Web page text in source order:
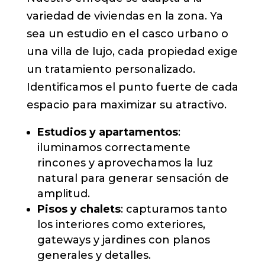
variedad de viviendas en la zona. Ya
sea un estudio en el casco urbano o
una villa de lujo, cada propiedad exige
un tratamiento personalizado.
Identificamos el punto fuerte de cada
espacio para maximizar su atractivo.
Estudios y apartamentos:
iluminamos correctamente
rincones y aprovechamos la luz
natural para generar sensación de
amplitud.
Pisos y chalets: capturamos tanto
los interiores como exteriores,
gateways y jardines con planos
generales y detalles.